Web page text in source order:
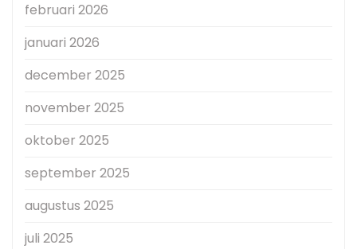
februari 2026
januari 2026
december 2025
november 2025
oktober 2025
september 2025
augustus 2025
juli 2025